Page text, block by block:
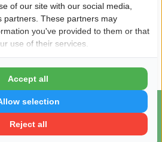
met reCAPTCHA, zie hiervoor de
Nederland
of our site with our social media,
partners. These partners may
you've provided to them or that
use of their services.
Reject all
selection
Accept all